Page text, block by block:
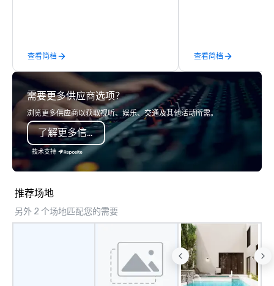
查看简档
offsites. Whether
think like a Silicon
explore the mindsets
world's fastest-
or walk away with a
innovation playbook,
Fully customizable by
查看简档
需要更多供应商选项？
浏览更多供应商以获取视听、娱乐、交通及其他活动所需。
了解更多信息
技术支持
推荐场地
另外 2 个场地匹配您的需要